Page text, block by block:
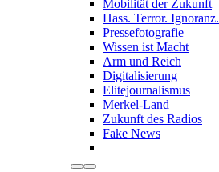
Mobilität der Zukunft
Hass. Terror. Ignoranz.
Pressefotografie
Wissen ist Macht
Arm und Reich
Digitalisierung
Elitejournalismus
Merkel-Land
Zukunft des Radios
Fake News